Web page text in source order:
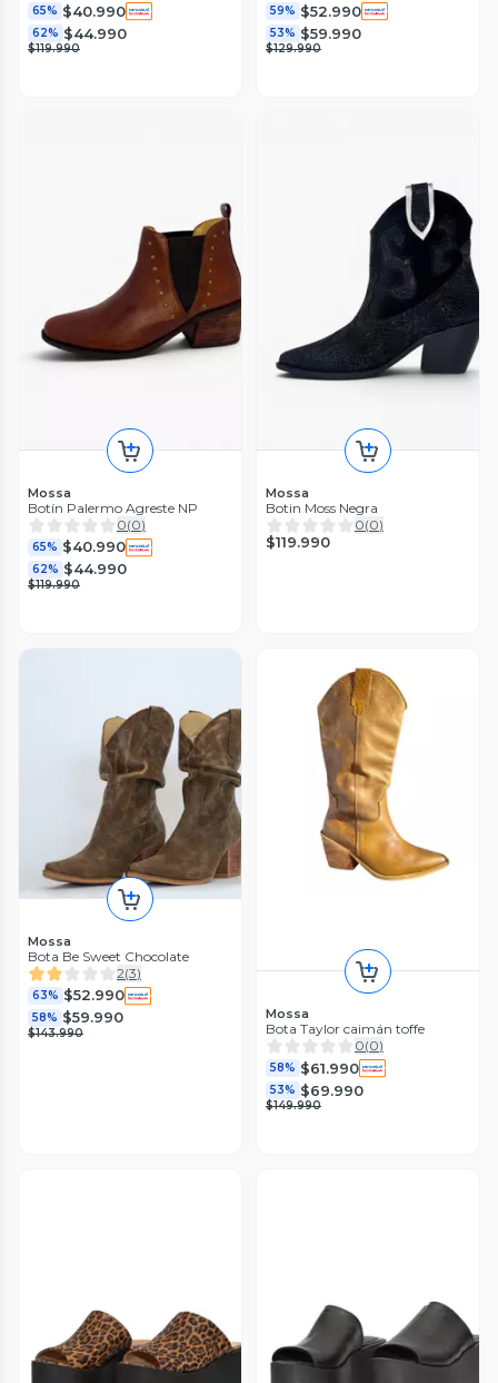
65% $40.990
62% $44.990
$119.990
59% $52.990
53% $59.990
$129.990
Mossa
Botín Palermo Agreste NP
0(0)
65% $40.990
62% $44.990
$119.990
Mossa
Botin Moss Negra
0(0)
$119.990
Mossa
Bota Be Sweet Chocolate
2(3)
63% $52.990
58% $59.990
$143.990
Mossa
Bota Taylor caimán toffe
0(0)
58% $61.990
53% $69.990
$149.990